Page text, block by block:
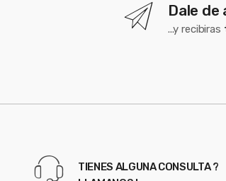
Dale
...y recibiras
TIENES ALGUNA CONSULTA ?